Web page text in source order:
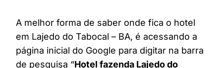
A melhor forma de saber onde fica o hotel
em Lajedo do Tabocal – BA, é acessando a
página inicial do Google para digitar na barra
de pesquisa “Hotel fazenda Lajedo do